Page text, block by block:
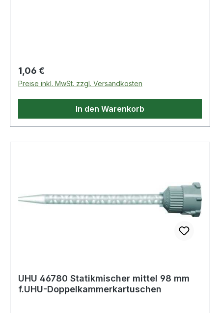
Regulärer Preis:
1,06 €
Preise inkl. MwSt. zzgl. Versandkosten
In den Warenkorb
UHU 46780 Statikmischer mittel 98 mm
f.UHU-Doppelkammerkartuschen